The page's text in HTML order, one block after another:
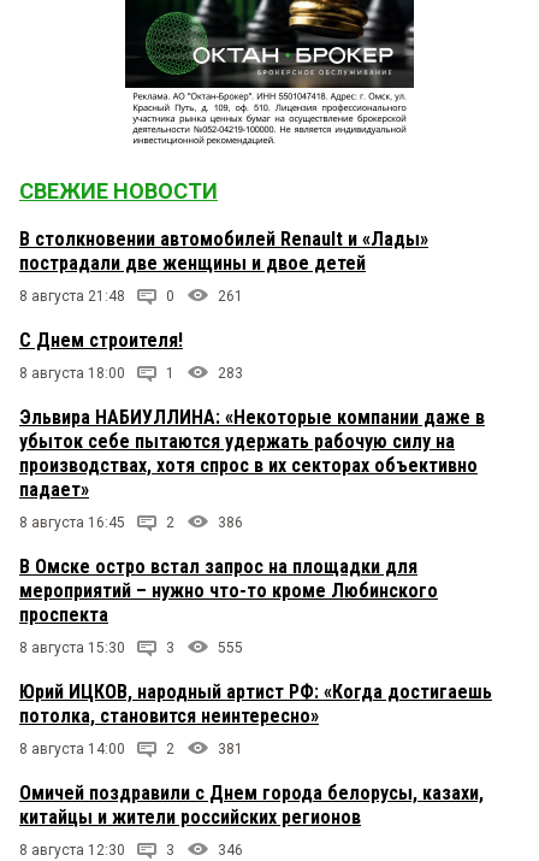
СВЕЖИЕ НОВОСТИ
В столкновении автомобилей Renault и «Лады»
пострадали две женщины и двое детей
8 августа 21:48 0 261
С Днем строителя!
8 августа 18:00 1 283
Эльвира НАБИУЛЛИНА: «Некоторые компании даже в
убыток себе пытаются удержать рабочую силу на
производствах, хотя спрос в их секторах объективно
падает»
8 августа 16:45 2 386
В Омске остро встал запрос на площадки для
мероприятий – нужно что-то кроме Любинского
проспекта
8 августа 15:30 3 555
Юрий ИЦКОВ, народный артист РФ: «Когда достигаешь
потолка, становится неинтересно»
8 августа 14:00 2 381
Омичей поздравили с Днем города белорусы, казахи,
китайцы и жители российских регионов
8 августа 12:30 3 346